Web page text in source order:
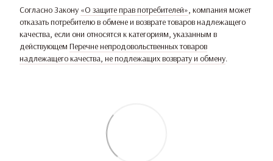
Согласно Закону «О защите прав потребителей», компания может
отказать потребителю в обмене и возврате товаров надлежащего
качества, если они относятся к категориям, указанным в
действующем Перечне непродовольственных товаров
надлежащего качества, не подлежащих возврату и обмену.